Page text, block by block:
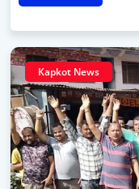
Kapkot News